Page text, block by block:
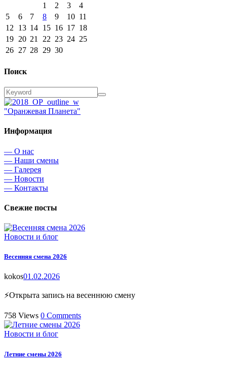
1
2 3
4
5
6 7 8 9 10 11
12
13 14 15 16 17 18
19 20 21 22 23 24 25
26 27 28 29 30
Поиск
"Оранжевая Планета"
Информация
— О нас
— Наши смены
— Галерея
— Новости
— Контакты
Свежие посты
Новости и блог
Весенняя смена 2026
kokos01.02.2026
⚡Открыта запись на весеннюю смену
758 Views 0 Comments
Новости и блог
Летние смены 2026